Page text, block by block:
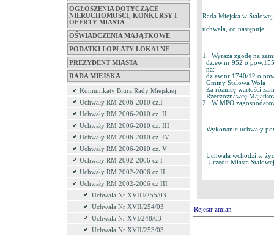
OGŁOSZENIA DOTYCZĄCE
NIERUCHOMOŚCI, KONKURSY I
OFERTY MIASTA
OŚWIADCZENIA MAJĄTKOWE
PODATKI I OPŁATY LOKALNE
PREZYDENT MIASTA
RADA MIEJSKA
Komunikaty Biura Rady Miejskiej
Uchwały RM 2006-2010 cz.I
Uchwały RM 2006-2010 cz. II
Uchwały RM 2006-2010 cz. III
Uchwały RM 2006-2010 cz. IV
Uchwały RM 2006-2010 cz. V
Uchwały RM 2002-2006 cz I
Uchwały RM 2002-2006 cz II
Uchwały RM 2002-2006 cz III
Uchwała Nr XVIII/255/03
Uchwała Nr XVII/254/03
Uchwała Nr XVI/248/03
Uchwała Nr XVII/253/03
Rada Miejska w
uchwala, co następuje :
1. Wyraża zgodę na
dz.ew.nr 952 o
na:
dz.ew.nr 1740/12 o
Gminy Stalowa Wola
Za różnicę wartości
Rzeczoznawcę
2. W MPO
Wykonanie uchwały
Uchwała wchodzi w
Urzędu Miasta
Rejestr zmian